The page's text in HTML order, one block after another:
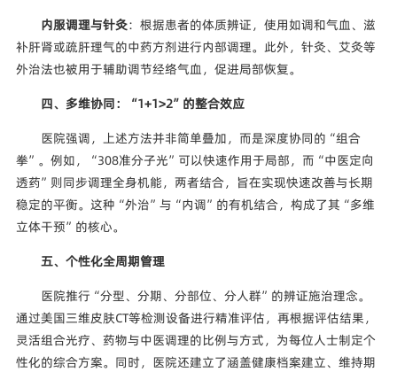
内服调理与针灸：根据患者的体质辨证，使用如调和气血、滋
补肝肾或疏肝理气的中药方剂进行内部调理。此外，针灸、艾灸等
外治法也被用于辅助调节经络气血，促进局部恢复。
四、多维协同：“1+1>2”的整合效应
医院强调，上述方法并非简单叠加，而是深度协同的“组合
拳”。例如，“308准分子光”可以快速作用于局部，而“中医定向
透药”则同步调理全身机能，两者结合，旨在实现快速改善与长期
稳定的平衡。这种“外治”与“内调”的有机结合，构成了其“多维
立体干预”的核心。
五、个性化全周期管理
医院推行“分型、分期、分部位、分人群”的辨证施治理念。
通过美国三维皮肤CT等检测设备进行精准评估，再根据评估结果，
灵活组合光疗、药物与中医调理的比例与方式，为每位人士制定个
性化的综合方案。同时，医院还建立了涵盖健康档案建立、维持期